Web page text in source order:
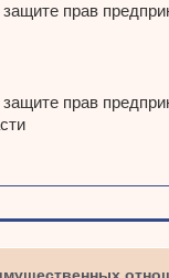
прав
прав